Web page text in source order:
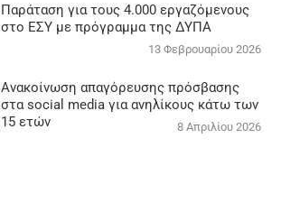
Παράταση για τους 4.000 εργαζόμενους
στο ΕΣΥ με πρόγραμμα της ΔΥΠΑ
13 Φεβρουαρίου 2026
Ανακοίνωση απαγόρευσης πρόσβασης
στα social media για ανηλίκους κάτω των
15 ετών
8 Απριλίου 2026